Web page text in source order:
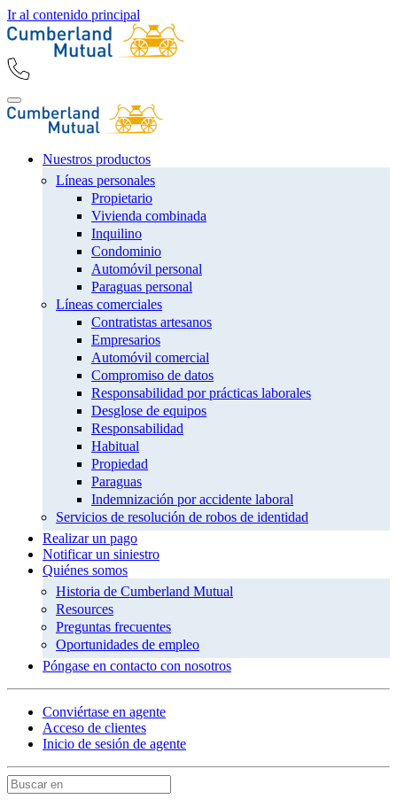
Ir al contenido principal
Nuestros productos
Líneas personales
Propietario
Vivienda combinada
Inquilino
Condominio
Automóvil personal
Paraguas personal
Líneas comerciales
Contratistas artesanos
Empresarios
Automóvil comercial
Compromiso de datos
Responsabilidad por prácticas laborales
Desglose de equipos
Responsabilidad
Habitual
Propiedad
Paraguas
Indemnización por accidente laboral
Servicios de resolución de robos de identidad
Realizar un pago
Notificar un siniestro
Quiénes somos
Historia de Cumberland Mutual
Resources
Preguntas frecuentes
Oportunidades de empleo
Póngase en contacto con nosotros
Conviértase en agente
Acceso de clientes
Inicio de sesión de agente